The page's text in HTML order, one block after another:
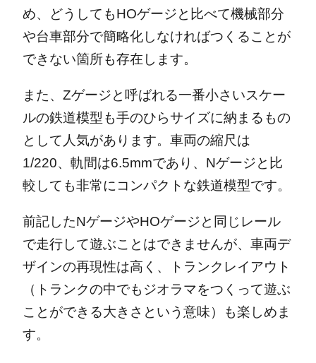
め、どうしてもHOゲージと比べて機械部分
や台車部分で簡略化しなければつくることが
できない箇所も存在します。
また、Zゲージと呼ばれる一番小さいスケー
ルの鉄道模型も手のひらサイズに納まるもの
として人気があります。車両の縮尺は
1/220、軌間は6.5mmであり、Nゲージと比
較しても非常にコンパクトな鉄道模型です。
前記したNゲージやHOゲージと同じレール
で走行して遊ぶことはできませんが、車両デ
ザインの再現性は高く、トランクレイアウト
（トランクの中でもジオラマをつくって遊ぶ
ことができる大きさという意味）も楽しめま
す。